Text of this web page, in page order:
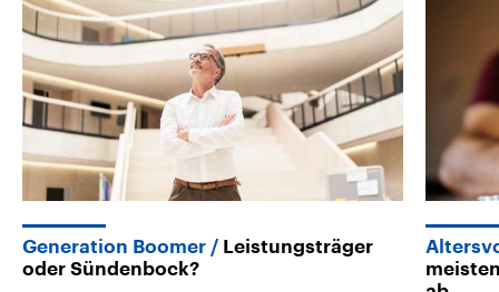
Generation Boomer
Leistungsträger
oder Sündenbock?